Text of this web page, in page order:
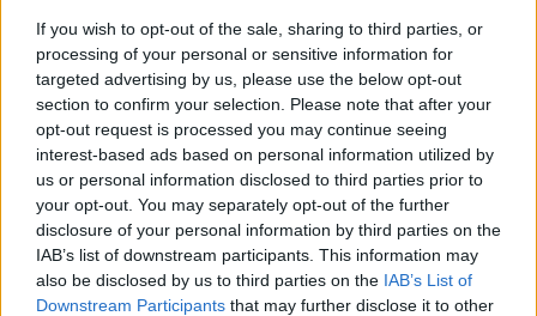
If you wish to opt-out of the sale, sharing to third parties, or
processing of your personal or sensitive information for
targeted advertising by us, please use the below opt-out
section to confirm your selection. Please note that after your
opt-out request is processed you may continue seeing
interest-based ads based on personal information utilized by
us or personal information disclosed to third parties prior to
your opt-out. You may separately opt-out of the further
disclosure of your personal information by third parties on the
IAB’s list of downstream participants. This information may
also be disclosed by us to third parties on the IAB’s List of
Downstream Participants that may further disclose it to other
výměny.Informovalao tom
Evropská komise. Spotřebitelé mohou požádat o opravu rozbitých
výrobků, jako jsou chytré telefony, pračky nebo chladničky, a to i v
případě, že již uplynula zákonem daná záruční lhůta. Výrobci
budou muset tyto opravy nabízet za přiměřenou cenu a v
přiměřené lhůtě.
Zvířatům a krajině ve vedrech pomohou misky s vodou
či omezení sekání
31.7.2026 11:01 (ČTK)
Diskuse: 1
Divoce žijícím zvířatům nebo